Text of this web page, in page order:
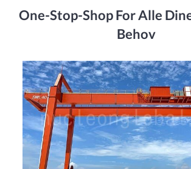
One-Stop-Shop For Alle
Behov